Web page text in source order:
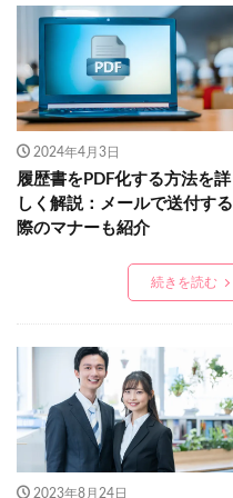
2024年4月3日
履歴書をPDF化する方法を詳
しく解説：メールで送付する
際のマナーも紹介
続きを読む
2023年8月24日